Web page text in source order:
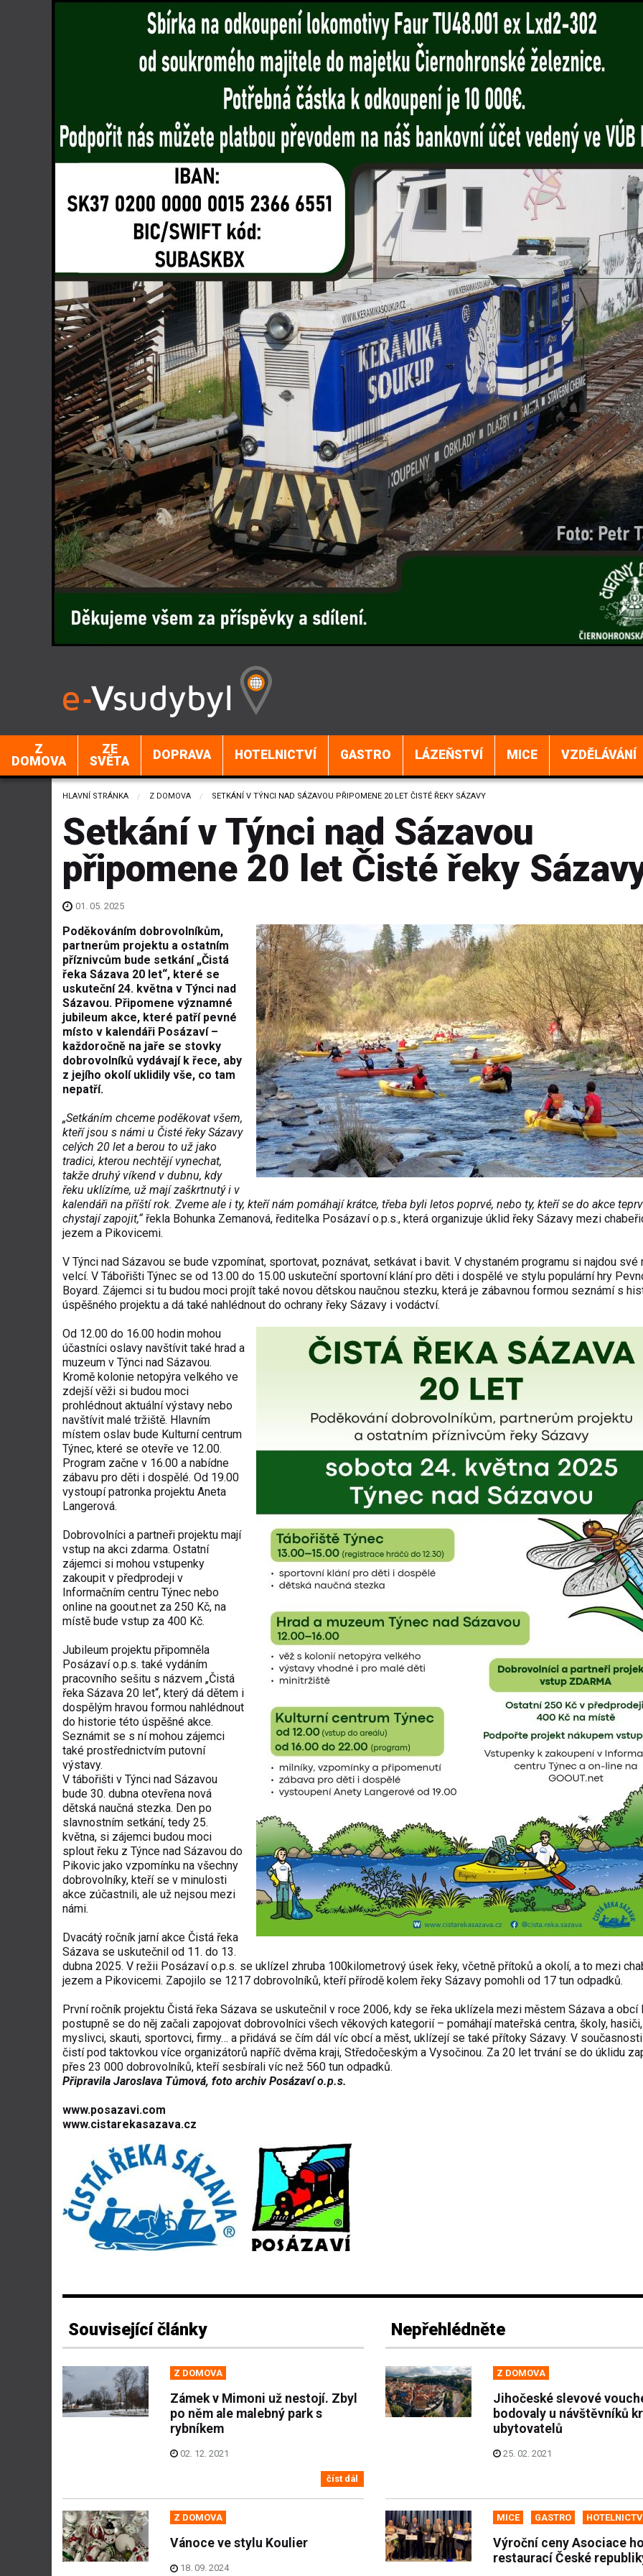
Z
DOMOVA
ZE
SVĚTA
DOPRAVA HOTELNICTVÍ GASTRO LÁZEŇSTVÍ MICE VZDĚLÁVÁNÍ
HLAVNÍ STRÁNKA Z DOMOVA CURRENT:
SETKÁNÍ V TÝNCI NAD SÁZAVOU PŘIPOMENE 20 LET ČISTÉ ŘEKY SÁZAVY
Setkání v Týnci nad Sázavou
připomene 20 let Čisté řeky
01. 05. 2025
Poděkováním dobrovolníkům,
partnerům projektu a ostatním
příznivcům bude setkání „Čistá
řeka Sázava 20 let“, které se
uskuteční 24. května v Týnci nad
Sázavou. Připomene významné
jubileum akce, které patří pevné
místo v kalendáři Posázaví –
každoročně na jaře se stovky
dobrovolníků vydávají k řece, aby
z jejího okolí uklidily vše, co tam
nepatří.
„Setkáním chceme poděkovat všem,
kteří jsou s námi u Čisté řeky Sázavy
celých 20 let a berou to už jako
tradici, kterou nechtějí vynechat,
takže druhý víkend v dubnu, kdy
řeku uklízíme, už mají zaškrtnutý i v
kalendáři na příští rok. Zveme ale i ty, kteří nám pomáhají krátce, třeba byli letos poprvé, nebo ty, kteří se do akce
chystají zapojit,“řekla Bohunka Zemanová, ředitelka Posázaví o.p.s., která organizuje úklid řeky Sázavy mezi
jezem a Pikovicemi.
V Týnci nad Sázavou se bude vzpomínat, sportovat, poznávat, setkávat i bavit. V chystaném programu si najdou své
velcí. V Tábořišti Týnec se od 13.00 do 15.00 uskuteční sportovní klání pro děti i dospělé ve stylu populární hry
Boyard. Zájemci si tu budou moci projít také novou dětskou naučnou stezku, která je zábavnou formou seznámí s
úspěšného projektu a dá také nahlédnout do ochrany řeky Sázavy i vodáctví.
Od 12.00 do 16.00 hodin mohou
účastníci oslavy navštívit také hrad a
muzeum v Týnci nad Sázavou.
Kromě kolonie netopýra velkého ve
zdejší věži si budou moci
prohlédnout aktuální výstavy nebo
navštívit malé tržiště. Hlavním
místem oslav bude Kulturní centrum
Týnec, které se otevře ve 12.00.
Program začne v 16.00 a nabídne
zábavu pro děti i dospělé. Od 19.00
vystoupí patronka projektu Aneta
Langerová.
Dobrovolníci a partneři projektu mají
vstup na akci zdarma. Ostatní
zájemci si mohou vstupenky
zakoupit v předprodeji v
Informačním centru Týnec nebo
online na goout.net za 250 Kč, na
místě bude vstup za 400 Kč.
Jubileum projektu připomněla
Posázaví o.p.s. také vydáním
pracovního sešitu s názvem „Čistá
řeka Sázava 20 let“, který dá dětem i
dospělým hravou formou nahlédnout
do historie této úspěšné akce.
Seznámit se s ní mohou zájemci
také prostřednictvím putovní
výstavy.
V tábořišti v Týnci nad Sázavou
bude 30. dubna otevřena nová
dětská naučná stezka. Den po
slavnostním setkání, tedy 25.
května, si zájemci budou moci
splout řeku z Týnce nad Sázavou do
Pikovic jako vzpomínku na všechny
dobrovolníky, kteří se v minulosti
akce zúčastnili, ale už nejsou mezi
námi.
Dvacátý ročník jarní akce Čistá řeka
Sázava se uskutečnil od 11. do 13.
dubna 2025. V režii Posázaví o.p.s. se uklízel zhruba 100kilometrový úsek řeky, včetně přítoků a okolí, a to mezi
jezem a Pikovicemi. Zapojilo se 1217 dobrovolníků, kteří přírodě kolem řeky Sázavy pomohli od 17 tun odpadků.
První ročník projektu Čistá řeka Sázava se uskutečnil v roce 2006, kdy se řeka uklízela mezi městem Sázava a obcí
postupně se do něj začali zapojovat dobrovolníci všech věkových kategorií – pomáhají mateřská centra, školy,
myslivci, skauti, sportovci, firmy… a přidává se čím dál víc obcí a měst, uklízejí se také přítoky Sázavy. V
čistí pod taktovkou více organizátorů napříč dvěma kraji, Středočeským a Vysočinou. Za 20 let trvání se do úklidu
přes 23 000 dobrovolníků, kteří sesbírali víc než 560 tun odpadků.
Připravila Jaroslava Tůmová, foto archiv Posázaví o.p.s.
www.posazavi.com
www.cistarekasazava.cz
Související články
Z DOMOVA
Zámek v Mimoni už nestojí. Zbyl
po něm ale malebný park s
rybníkem
02. 12. 2021
číst dál
Z DOMOVA
Vánoce ve stylu Koulier
18. 09. 2024
Nepřehlédněte
Z DOMOVA
Jihočeské slevové
bodovaly u návštěvníků
ubytovatelů
25. 02. 2021
MICE GASTRO
Výroční ceny Asociace
restaurací České